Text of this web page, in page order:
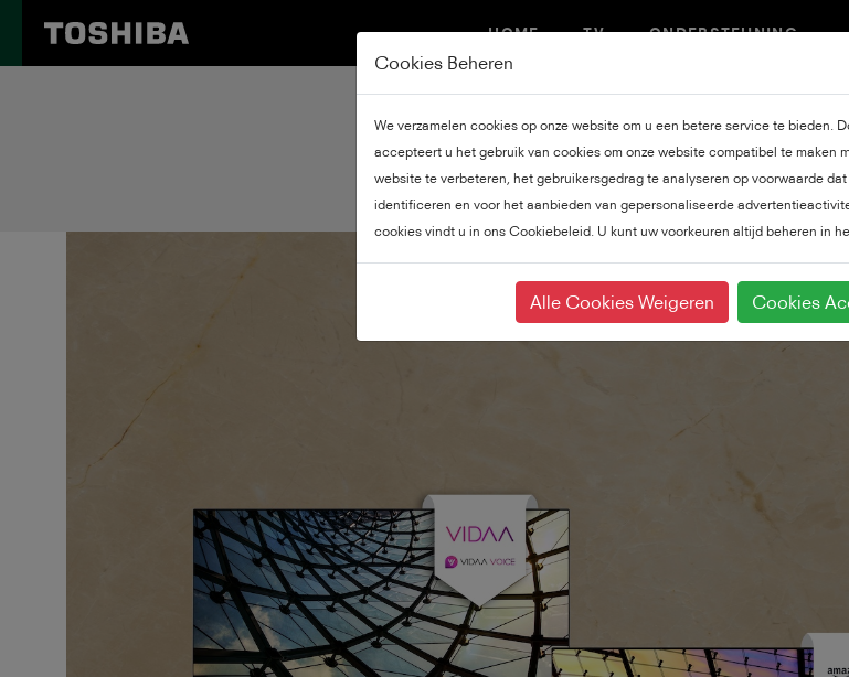
HOME TV ONDERSTEUNING
Kies de perfecte
Cookies Beheren
We verzamelen cookies op onze website om u een betere service te bieden.
accepteert u het gebruik van cookies om onze website compatibel te maken
website te verbeteren, het gebruikersgedrag te analyseren op voorwaarde
identificeren en voor het aanbieden van gepersonaliseerde
cookies vindt u in ons Cookiebeleid. U kunt uw voorkeuren altijd beheren in
Alle Cookies Weigeren Cookies